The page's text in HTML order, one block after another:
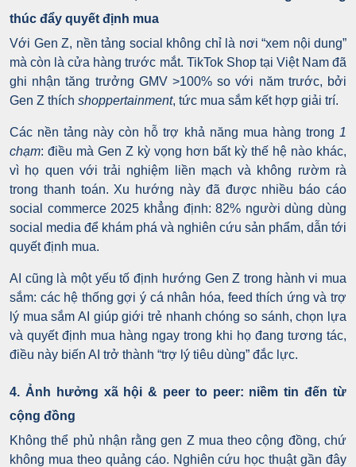
thúc đẩy quyết định mua
Với Gen Z, nền tảng social không chỉ là nơi “xem nội dung”
mà còn là cửa hàng trước mắt. TikTok Shop tại Việt Nam đã
ghi nhận tăng trưởng GMV >100% so với năm trước, bởi
Gen Z thích shoppertainment, tức mua sắm kết hợp giải trí.
Các nền tảng này còn hỗ trợ khả năng mua hàng trong 1
chạm: điều mà Gen Z kỳ vọng hơn bất kỳ thế hệ nào khác,
vì họ quen với trải nghiệm liền mạch và không rườm rà
trong thanh toán. Xu hướng này đã được nhiều báo cáo
social commerce 2025 khẳng định: 82% người dùng dùng
social media để khám phá và nghiên cứu sản phẩm, dẫn tới
quyết định mua.
AI cũng là một yếu tố định hướng Gen Z trong hành vi mua
sắm: các hệ thống gợi ý cá nhân hóa, feed thích ứng và trợ
lý mua sắm AI giúp giới trẻ nhanh chóng so sánh, chọn lựa
và quyết định mua hàng ngay trong khi họ đang tương tác,
điều này biến AI trở thành “trợ lý tiêu dùng” đắc lực.
4. Ảnh hưởng xã hội & peer to peer: niềm tin đến từ
cộng đồng
Không thể phủ nhận rằng gen Z mua theo cộng đồng, chứ
không mua theo quảng cáo. Nghiên cứu học thuật gần đây